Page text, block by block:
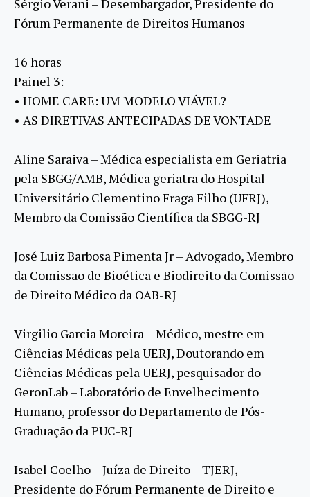
Sérgio Verani – Desembargador, Presidente do
Fórum Permanente de Direitos Humanos
16 horas
Painel 3:
• HOME CARE: UM MODELO VIÁVEL?
• AS DIRETIVAS ANTECIPADAS DE VONTADE
Aline Saraiva – Médica especialista em Geriatria
pela SBGG/AMB, Médica geriatra do Hospital
Universitário Clementino Fraga Filho (UFRJ),
Membro da Comissão Científica da SBGG-RJ
José Luiz Barbosa Pimenta Jr – Advogado, Membro
da Comissão de Bioética e Biodireito da Comissão
de Direito Médico da OAB-RJ
Virgilio Garcia Moreira – Médico, mestre em
Ciências Médicas pela UERJ, Doutorando em
Ciências Médicas pela UERJ, pesquisador do
GeronLab – Laboratório de Envelhecimento
Humano, professor do Departamento de Pós-
Graduação da PUC-RJ
Isabel Coelho – Juíza de Direito – TJERJ,
Presidente do Fórum Permanente de Direito e